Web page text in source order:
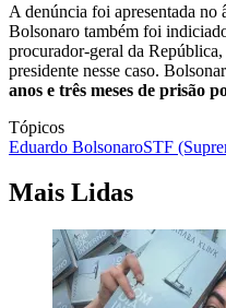
A denúncia foi apresentada
Bolsonaro também foi
procurador-geral da
presidente nesse caso.
anos e três meses de prisão
Tópicos
Eduardo BolsonaroSTF
Mais Lidas